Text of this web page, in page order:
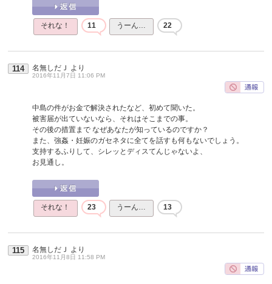
それな！ 11 うーん… 22
114 名無しだＪ より
2016年11月7日 11:06 PM
中島の件がお金で解決されたなど、初めて聞いた。
被害届が出ていないなら、それはそこまでの事。
その後の措置まで なぜあなたが知っているのですか？
また、強姦・妊娠のガセネタに全てを話すも何もないでしょう。
支持するふりして、シレッとディスてんじゃないよ、
お見通し。
それな！ 23 うーん… 13
115 名無しだＪ より
2016年11月8日 11:58 PM